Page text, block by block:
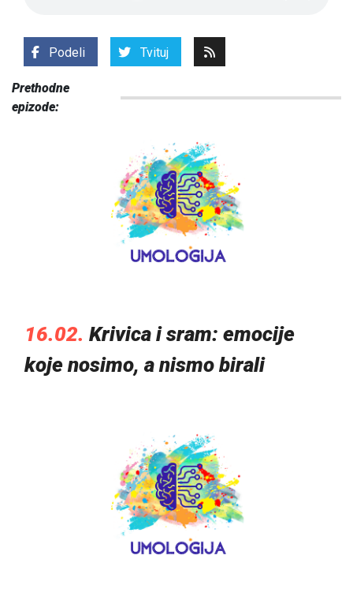
Podeli Tvituj
Prethodne
epizode:
16.02. Krivica i sram: emocije
koje nosimo, a nismo birali